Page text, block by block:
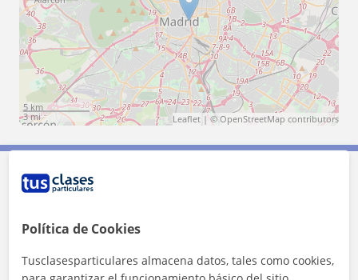
5 km
3 mi
Leaflet | © OpenStreetMap contributors
Contacta con Noelia
Tarifa
1ª clase gratis
Política de Cookies
Tusclasesparticulares almacena datos, tales como cookies,